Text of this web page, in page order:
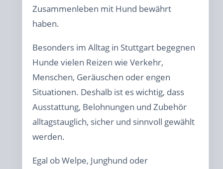
Zusammenleben mit Hund bewährt
haben.
Besonders im Alltag in Stuttgart begegnen
Hunde vielen Reizen wie Verkehr,
Menschen, Geräuschen oder engen
Situationen. Deshalb ist es wichtig, dass
Ausstattung, Belohnungen und Zubehör
alltagstauglich, sicher und sinnvoll gewählt
werden.
Egal ob Welpe, Junghund oder